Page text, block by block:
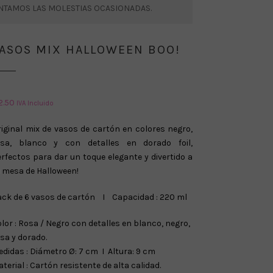
LAS MOLESTIAS OCASIONADAS.
MIX HALLOWEEN BOO!
IVA Incluido
mix de vasos de cartón en colores negro,
blanco y con detalles en dorado foil,
para dar un toque elegante y divertido a
de Halloween!
de 6 vasos de cartón I Capacidad : 220 ml
: Rosa / Negro con detalles en blanco, negro,
y dorado.
: Diámetro Ø: 7 cm I Altura: 9 cm
: Cartón resistente de alta calidad.